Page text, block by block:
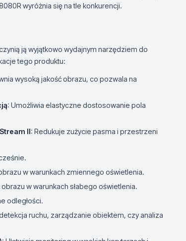
wyróżnia się na tle konkurencji.
ją wyjątkowo wydajnym narzędziem do
tego produktu:
wysoką jakość obrazu, co pozwala na
: Umożliwia elastyczne dostosowanie pola
II: Redukuje zużycie pasma i przestrzeni
w warunkach zmiennego oświetlenia.
w warunkach słabego oświetlenia.
odległości.
ruchu, zarządzanie obiektem, czy analiza